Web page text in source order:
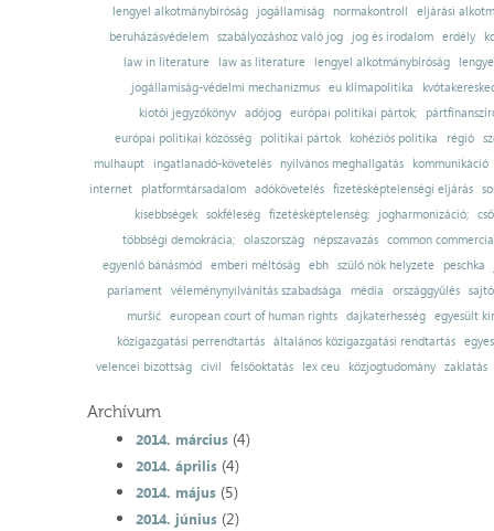
lengyel alkotmánybíróság jogállamiság normakontroll
eljárási
beruházásvédelem
szabályozáshoz való jog jog és irodalom erdély
law in literature
law as literature lengyel alkotmánybíróság
jogállamiság-védelmi mechanizmus
eu klímapolitika
kiotói jegyzőkönyv adójog európai politikai pártok;
európai politikai közösség
politikai pártok kohéziós politika régió
mulhaupt
ingatlanadó-követelés nyilvános meghallgatás
kommunikáció
internet
platformtársadalom adókövetelés fizetésképtelenségi eljárás
kisebbségek sokféleség fizetésképtelenség; jogharmonizáció;
többségi demokrácia; olaszország népszavazás common
egyenlő bánásmód emberi méltóság ebh szülő nők helyzete
peschka
parlament
véleménynyilvánítás szabadsága média országgyűlés
muršić
european court of human rights dajkaterhesség
egyesült
közigazgatási perrendtartás
általános közigazgatási rendtartás
velencei bizottság
civil felsőoktatás lex ceu közjogtudomány zaklatás
Archívum
2014. március(4)
2014. április(4)
2014. május(5)
2014. június(2)